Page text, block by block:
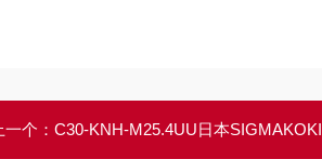
一个： C30-KNH-M25.4UU日本SIGMAKOKI西格玛光机笼式用0°入射镜架